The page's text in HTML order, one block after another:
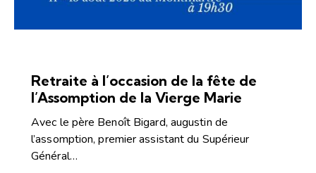
Retraite à l’occasion de la fête de
l’Assomption de la Vierge Marie
Avec le père Benoît Bigard, augustin de
l’assomption, premier assistant du Supérieur
Général…